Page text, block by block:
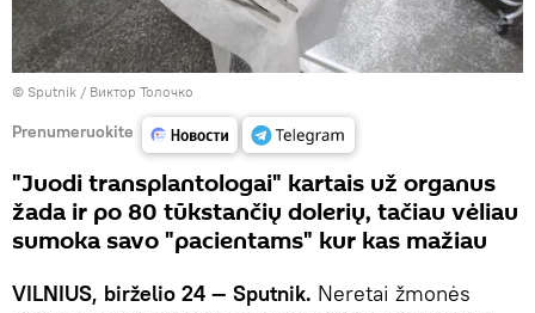
© Sputnik / Виктор Толочко
Prenumeruokite
"Juodi transplantologai" kartais už organus
žada ir po 80 tūkstančių dolerių, tačiau vėliau
sumoka savo "pacientams" kur kas mažiau
VILNIUS, birželio 24 — Sputnik. Neretai žmonės